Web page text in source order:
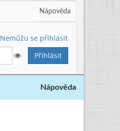
Nápověda
Nemůžu se přihlásit
Nápověda